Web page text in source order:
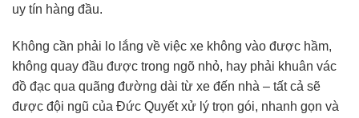
uy tín hàng đầu.
Không cần phải lo lắng về việc xe không vào được hầm,
không quay đầu được trong ngõ nhỏ, hay phải khuân vác
đồ đạc qua quãng đường dài từ xe đến nhà – tất cả sẽ
được đội ngũ của Đức Quyết xử lý trọn gói, nhanh gọn và